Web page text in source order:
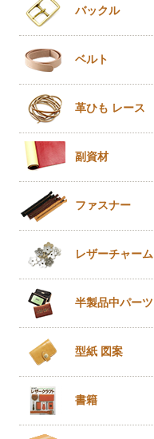
バックル
ベルト
革ひも レース
副資材
ファスナー
レザーチャーム
半製品中パーツ
型紙 図案
書籍